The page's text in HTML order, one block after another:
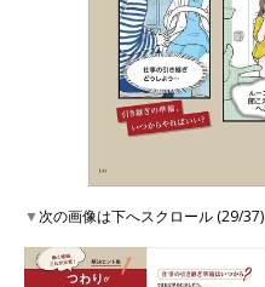
▼次の画像は下へスクロール (29/37)